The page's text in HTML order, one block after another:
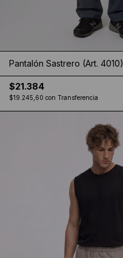
Pantalón Sastrero (Art. 4010)
$21.384
$19.245,60 con Transferencia